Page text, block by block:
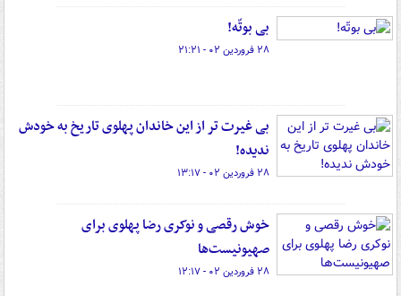
بی بوتّه!
۲۸ فروردین ۰۲ - ۲۱:۲۱
بی غیرت تر از این خاندان پهلوی تاریخ به خودش
ندیده!
۲۸ فروردین ۰۲ - ۱۳:۱۷
خوش رقصی و نوکری رضا پهلوی برای
صهیونیست‌ها
۲۸ فروردین ۰۲ - ۱۲:۱۷